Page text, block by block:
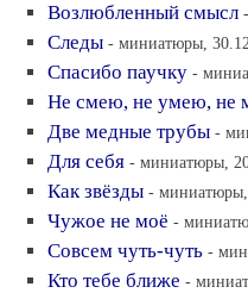
Возлюбленный смысл
Следы - миниатюры,
Спасибо паучку -
Не смею, не умею, не
Две медные трубы -
Для себя - миниатюры,
Как звёзды - миниатюры,
Чужое не моё -
Совсем чуть-чуть -
Кто тебе ближе -